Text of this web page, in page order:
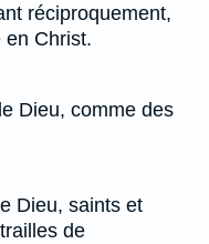
réciproquement,
en Christ.
Dieu, comme des
Dieu, saints et
de